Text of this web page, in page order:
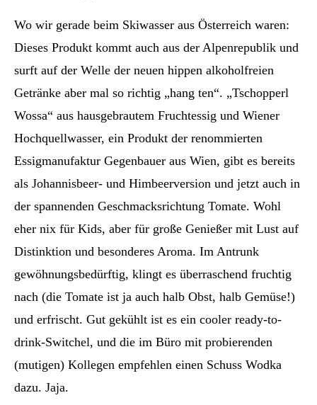
Wo wir gerade beim Skiwasser aus Österreich waren:
Dieses Produkt kommt auch aus der Alpenrepublik und
surft auf der Welle der neuen hippen alkoholfreien
Getränke aber mal so richtig „hang ten“. „Tschopperl
Wossa“ aus hausgebrautem Fruchtessig und Wiener
Hochquellwasser, ein Produkt der renommierten
Essigmanufaktur Gegenbauer aus Wien, gibt es bereits
als Johannisbeer- und Himbeerversion und jetzt auch in
der spannenden Geschmacksrichtung Tomate. Wohl
eher nix für Kids, aber für große Genießer mit Lust auf
Distinktion und besonderes Aroma. Im Antrunk
gewöhnungsbedürftig, klingt es überraschend fruchtig
nach (die Tomate ist ja auch halb Obst, halb Gemüse!)
und erfrischt. Gut gekühlt ist es ein cooler ready-to-
drink-Switchel, und die im Büro mit probierenden
(mutigen) Kollegen empfehlen einen Schuss Wodka
dazu. Jaja.